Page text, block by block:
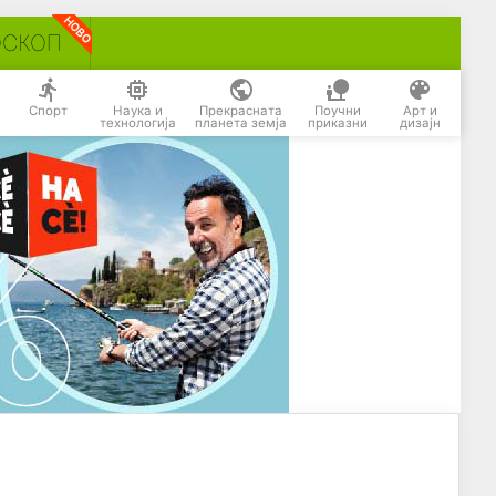
Спорт Наука и
технологија
Прекрасната
планета земја
Поучни
приказни
Арт и
дизајн